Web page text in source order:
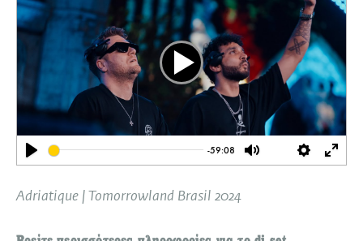
Play
-59:08
Mute Settings
Play
Adriatique | Tomorrowland Brasil 2024